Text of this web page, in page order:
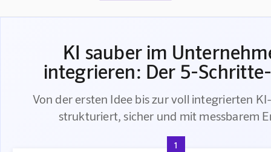
KI sauber im
integrieren: Der 5-
Von der ersten Idee bis zur voll integrierten
strukturiert, sicher und mit messbarem
1